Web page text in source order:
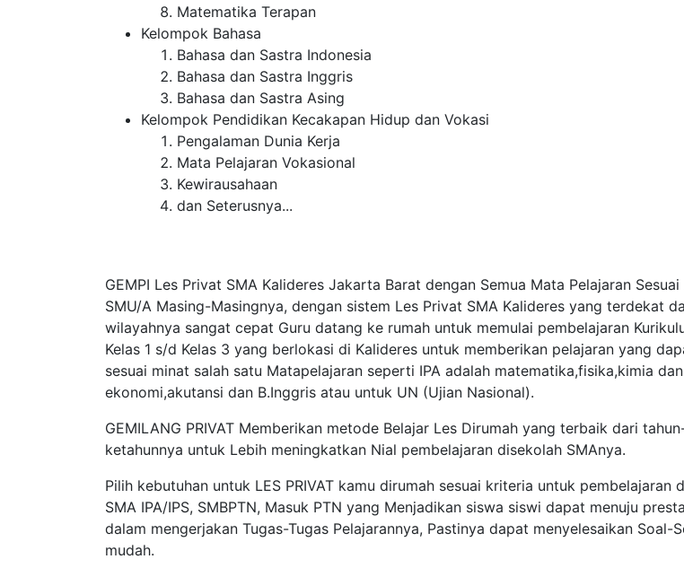
Matematika Terapan
Kelompok Bahasa
Bahasa dan Sastra Indonesia
Bahasa dan Sastra Inggris
Bahasa dan Sastra Asing
Kelompok Pendidikan Kecakapan Hidup dan Vokasi
Pengalaman Dunia Kerja
Mata Pelajaran Vokasional
Kewirausahaan
dan Seterusnya...
GEMPI Les Privat SMA Kalideres Jakarta Barat dengan Semua Mata Pelajaran Sesuai
SMU/A Masing-Masingnya, dengan sistem Les Privat SMA Kalideres yang terdekat
wilayahnya sangat cepat Guru datang ke rumah untuk memulai pembelajaran
Kelas 1 s/d Kelas 3 yang berlokasi di Kalideres untuk memberikan pelajaran yang
sesuai minat salah satu Matapelajaran seperti IPA adalah matematika,fisika,kimia
ekonomi,akutansi dan B.Inggris atau untuk UN (Ujian Nasional).
GEMILANG PRIVAT Memberikan metode Belajar Les Dirumah yang terbaik dari
ketahunnya untuk Lebih meningkatkan Nial pembelajaran disekolah SMAnya.
Pilih kebutuhan untuk LES PRIVAT kamu dirumah sesuai kriteria untuk pembelajaran
SMA IPA/IPS, SMBPTN, Masuk PTN yang Menjadikan siswa siswi dapat menuju
dalam mengerjakan Tugas-Tugas Pelajarannya, Pastinya dapat menyelesaikan Soal-
mudah.